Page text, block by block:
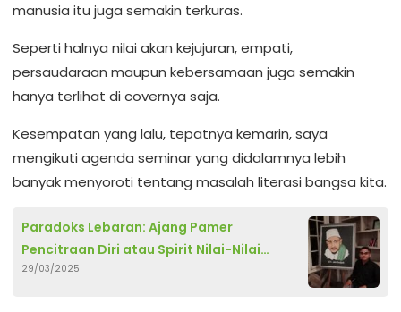
manusia itu juga semakin terkuras.
‎Seperti halnya nilai akan kejujuran, empati,
persaudaraan maupun kebersamaan juga semakin
hanya terlihat di covernya saja.
‎Kesempatan yang lalu, tepatnya kemarin, saya
mengikuti agenda seminar yang didalamnya lebih
banyak menyoroti tentang masalah literasi bangsa kita.
Paradoks Lebaran: Ajang Pamer
Pencitraan Diri atau Spirit Nilai-Nilai
Agama Pasca Ramadan?
29/03/2025